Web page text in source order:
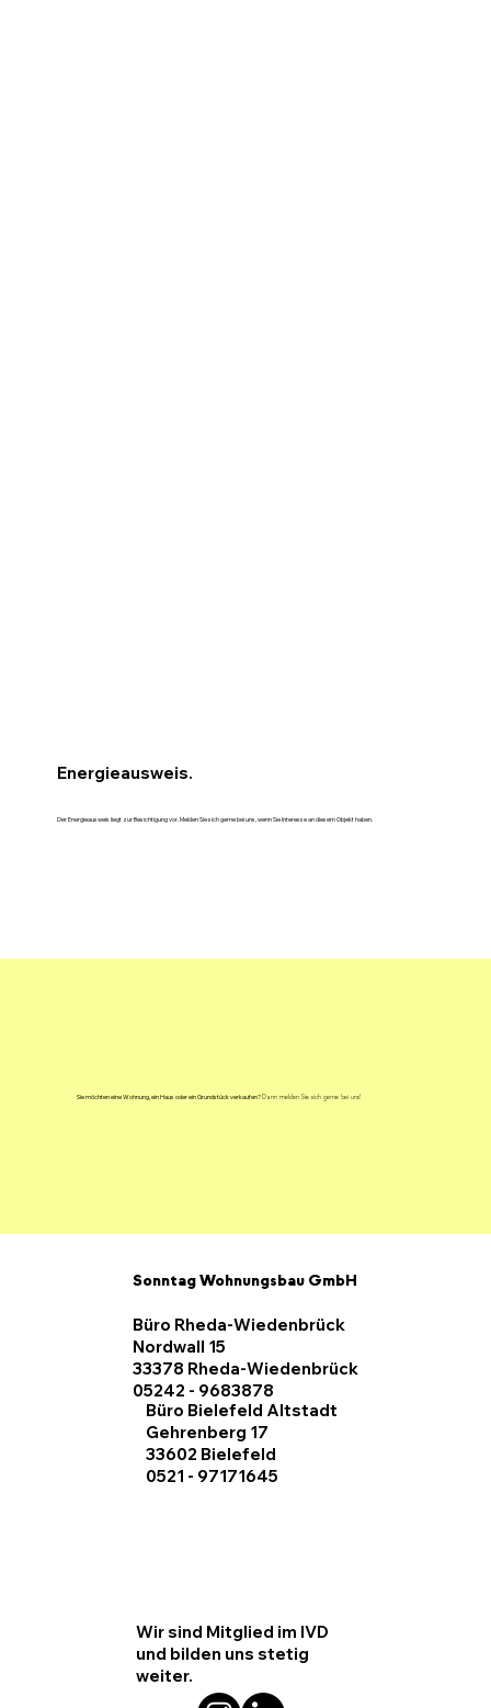
Energieausweis.
Der Energieausweis liegt zur Besichtigung vor. Melden Sie sich gerne bei uns, wenn Sie Interesse an diesem Objekt haben.
Sie möchten eine Wohnung, ein Haus oder ein Grundstück verkaufen?Dann melden Sie sich gerne bei uns!
Sonntag Wohnungsbau GmbH
Büro Rheda-Wiedenbrück
Nordwall 15
33378 Rheda-Wiedenbrück
05242 - 9683878
Büro Bielefeld Altstadt
Gehrenberg 17
33602 Bielefeld
0521 - 97171645
Wir sind Mitglied im IVD
und bilden uns stetig
weiter.